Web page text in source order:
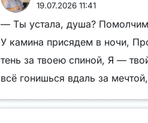
19.07.2026 11:41
— Ты устала, душа?
У камина присядем в ночи,
тень за твоею спиной, Я —
всё гонишься вдаль за